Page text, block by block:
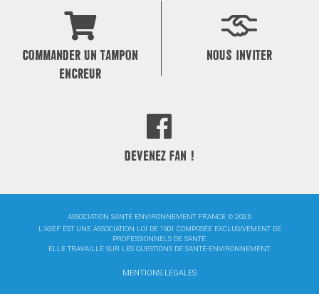
COMMANDER UN TAMPON
ENCREUR
NOUS INVITER
DEVENEZ FAN !
ASSOCIATION SANTÉ ENVIRONNEMENT FRANCE © 2026
L'ASEF EST UNE ASSOCIATION LOI DE 1901 COMPOSÉE EXCLUSIVEMENT DE
PROFESSIONNELS DE SANTÉ.
ELLE TRAVAILLE SUR LES QUESTIONS DE SANTÉ-ENVIRONNEMENT.
MENTIONS LÉGALES